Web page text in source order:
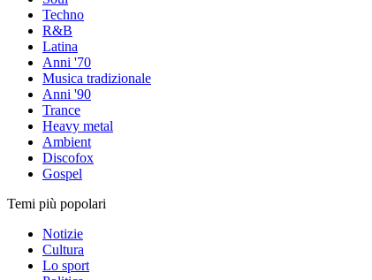
Techno
R&B
Latina
Anni '70
Musica tradizionale
Anni '90
Trance
Heavy metal
Ambient
Discofox
Gospel
Temi più popolari
Notizie
Cultura
Lo sport